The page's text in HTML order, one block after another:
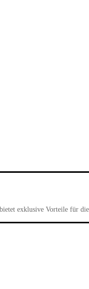
exklusive Vorteile für